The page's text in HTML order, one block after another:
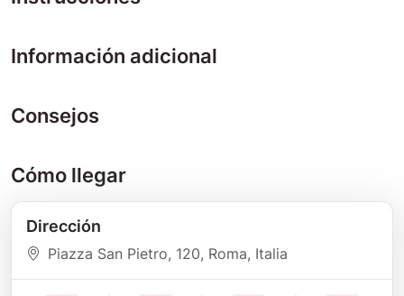
Información adicional
Consejos
Cómo llegar
Dirección
Piazza San Pietro, 120, Roma, Italia